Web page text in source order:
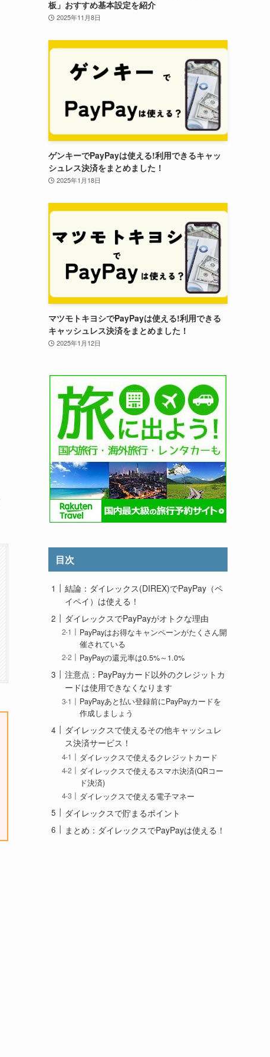
板」おすすめ基本設定を紹介
2025年11月8日
ゲンキーでPayPayは使える!利用できるキャッ
シュレス決済をまとめました！
2025年1月18日
マツモトキヨシでPayPayは使える!利用できる
キャッシュレス決済をまとめました！
2025年1月12日
目次
結論：ダイレックス(DIREX)でPayPay（ペ
イペイ）は使える！
ダイレックスでPayPayがオトクな理由
PayPayはお得なキャンペーンがたくさん開
催されている
PayPayの還元率は0.5%～1.0%
注意点：PayPayカード以外のクレジットカ
ードは使用できなくなります
PayPayあと払い登録前にPayPayカードを
作成しましょう
ダイレックスで使えるその他キャッシュレ
ス決済サービス！
ダイレックスで使えるクレジットカード
ダイレックスで使えるスマホ決済(QRコー
ド決済)
ダイレックスで使える電子マネー
ダイレックスで貯まるポイント
まとめ：ダイレックスでPayPayは使える！